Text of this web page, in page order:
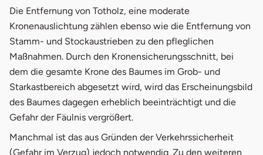
Die Entfernung von Totholz, eine moderate
Kronenauslichtung zählen ebenso wie die Entfernung von
Stamm- und Stockaustrieben zu den pfleglichen
Maßnahmen. Durch den Kronensicherungsschnitt, bei
dem die gesamte Krone des Baumes im Grob- und
Starkastbereich abgesetzt wird, wird das Erscheinungsbild
des Baumes dagegen erheblich beeinträchtigt und die
Gefahr der Fäulnis vergrößert.
Manchmal ist das aus Gründen der Verkehrssicherheit
(Gefahr im Verzug) jedoch notwendig. Zu den weiteren